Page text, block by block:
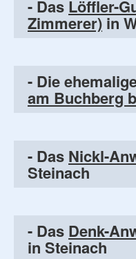
- Das Löffler-
Zimmerer)in
- Die
am Buchberg
- Das Nickl-
Steinach
- Das Denk-
in Steinach